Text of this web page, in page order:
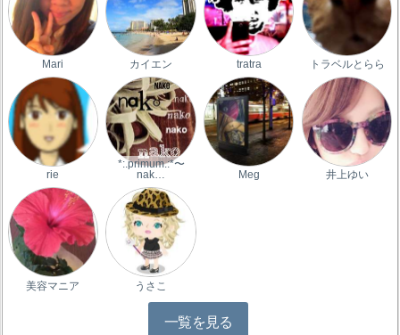
Mari カイエン tratra トラベルとらら
rie
*:.primum.:*〜
nak…
Meg 井上ゆい
美容マニア うさこ
一覧を見る